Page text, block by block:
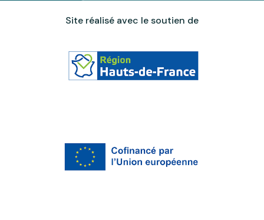
Site réalisé avec le soutien de